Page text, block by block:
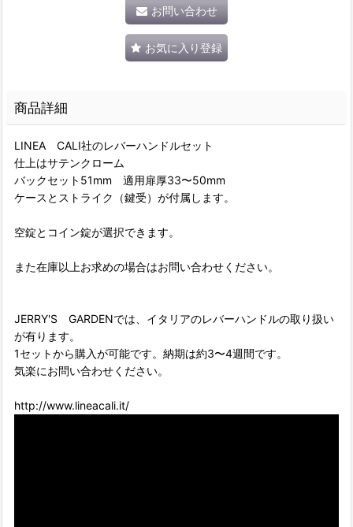
お問い合わせ
お気に入り登録
商品詳細
LINEA CALI社のレバーハンドルセット
仕上はサテンクローム
バックセット51mm 適用扉厚33〜50mm
ケースとストライク（鍵受）が付属します。
空錠とコイン錠が選択できます。
また在庫以上お求めの場合はお問い合わせください。
JERRY'S GARDENでは、イタリアのレバーハンドルの取り扱い
が有ります。
1セットから購入が可能です。納期は約3〜4週間です。
気楽にお問い合わせください。
http://www.lineacali.it/